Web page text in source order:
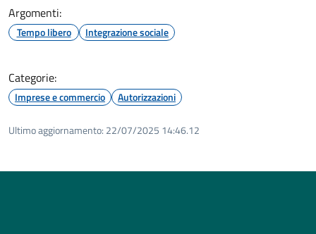
Argomenti:
Tempo libero Integrazione sociale
Categorie:
Imprese e commercio Autorizzazioni
Ultimo aggiornamento: 22/07/2025 14:46.12